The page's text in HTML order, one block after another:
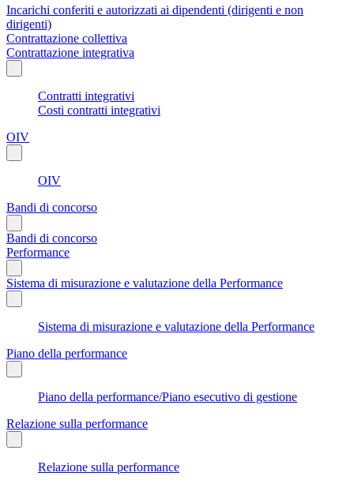
Incarichi conferiti e autorizzati ai dipendenti (dirigenti e non
dirigenti)
Contrattazione collettiva
Contrattazione integrativa
Contratti integrativi
Costi contratti integrativi
OIV
OIV
Bandi di concorso
Bandi di concorso
Performance
Sistema di misurazione e valutazione della Performance
Sistema di misurazione e valutazione della Performance
Piano della performance
Piano della performance/Piano esecutivo di gestione
Relazione sulla performance
Relazione sulla performance